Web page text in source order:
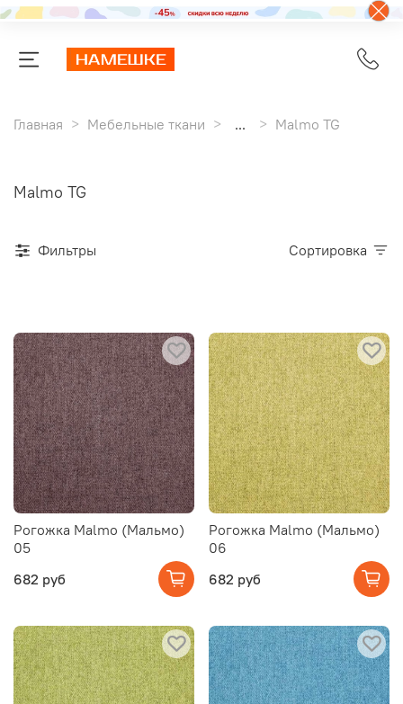
Главная Мебельные ткани ... Malmo TG
Malmo TG
Фильтры Сортировка
Рогожка Malmo (Мальмо)
05
682 руб
Рогожка Malmo (Мальмо)
06
682 руб